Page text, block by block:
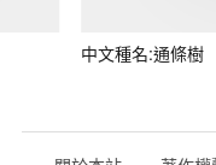
中文種名:通條樹